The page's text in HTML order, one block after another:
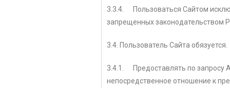
3.3.4. Пользоваться Сайтом
запрещенных законодательством
3.4. Пользователь Сайта обязуется.
3.4.1. Предоставлять по запросу
непосредственное отношение к